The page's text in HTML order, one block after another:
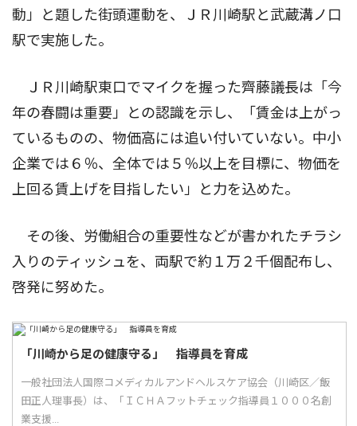
動」と題した街頭運動を、ＪＲ川崎駅と武蔵溝ノ口
駅で実施した。
ＪＲ川崎駅東口でマイクを握った齊藤議長は「今
年の春闘は重要」との認識を示し、「賃金は上がっ
ているものの、物価高には追い付いていない。中小
企業では６％、全体では５％以上を目標に、物価を
上回る賃上げを目指したい」と力を込めた。
その後、労働組合の重要性などが書かれたチラシ
入りのティッシュを、両駅で約１万２千個配布し、
啓発に努めた。
「川崎から足の健康守る」 指導員を育成
一般社団法人国際コメディカルアンドヘルスケア協会（川崎区／飯
田正人理事長）は、「ＩＣＨＡフットチェック指導員１０００名創
業支援...